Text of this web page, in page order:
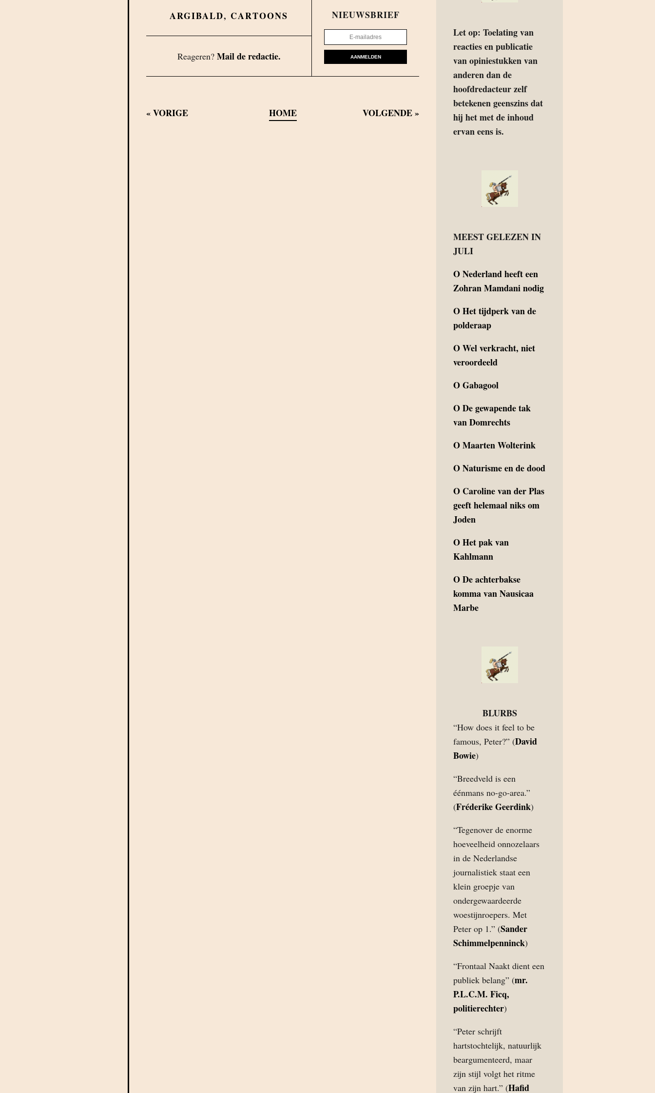
ARGIBALD, CARTOONS
Reageren? Mail de redactie.
NIEUWSBRIEF
AANMELDEN
«VORIGE HOME VOLGENDE»
Let op: Toelating van
reacties en publicatie
van opiniestukken van
anderen dan de
hoofdredacteur zelf
betekenen geenszins dat
hij het met de inhoud
ervan eens is.
MEEST GELEZEN IN
JULI
ONederland heeft een
Zohran Mamdani nodig
OHet tijdperk van de
polderaap
OWel verkracht, niet
veroordeeld
OGabagool
ODe gewapende tak
van Domrechts
OMaarten Wolterink
ONaturisme en de dood
O Caroline van der Plas
geeft helemaal niks om
Joden
OHet pak van
Kahlmann
ODe achterbakse
komma van Nausicaa
Marbe
BLURBS
“How does it feel to be
famous, Peter?” (David
Bowie)
“Breedveld is een
éénmans no-go-area.”
(Fréderike Geerdink)
“Tegenover de enorme
hoeveelheid onnozelaars
in de Nederlandse
journalistiek staat een
klein groepje van
ondergewaardeerde
woestijnroepers. Met
Peter op 1.” (Sander
Schimmelpenninck)
“Frontaal Naakt dient een
publiek belang” (mr.
P.L.C.M. Ficq,
politierechter)
“Peter schrijft
hartstochtelijk, natuurlijk
beargumenteerd, maar
zijn stijl volgt het ritme
van zijn hart.” (Hafid